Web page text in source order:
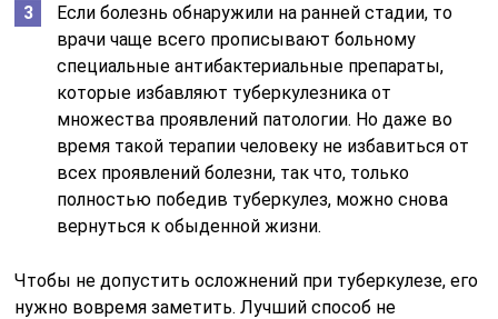
Если болезнь обнаружили на ранней стадии, то
врачи чаще всего прописывают больному
специальные антибактериальные препараты,
которые избавляют туберкулезника от
множества проявлений патологии. Но даже во
время такой терапии человеку не избавиться от
всех проявлений болезни, так что, только
полностью победив туберкулез, можно снова
вернуться к обыденной жизни.
Чтобы не допустить осложнений при туберкулезе, его
нужно вовремя заметить. Лучший способ не